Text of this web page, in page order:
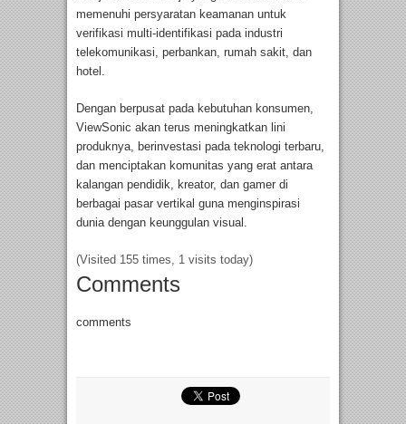
memenuhi persyaratan keamanan untuk
verifikasi multi-identifikasi pada industri
telekomunikasi, perbankan, rumah sakit, dan
hotel.
Dengan berpusat pada kebutuhan konsumen,
ViewSonic akan terus meningkatkan lini
produknya, berinvestasi pada teknologi terbaru,
dan menciptakan komunitas yang erat antara
kalangan pendidik, kreator, dan gamer di
berbagai pasar vertikal guna menginspirasi
dunia dengan keunggulan visual.
(Visited 155 times, 1 visits today)
Comments
comments